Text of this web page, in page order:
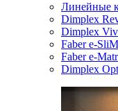
Линейные
Dimplex
Dimplex
Faber e-SliM
Faber e-
Dimplex